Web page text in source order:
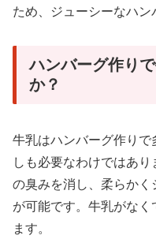
ため、ジューシーなハン
ハンバーグ作り
か？
牛乳はハンバーグ作り
しも必要なわけではあ
の臭みを消し、柔らかく
が可能です。牛乳がな
ます。